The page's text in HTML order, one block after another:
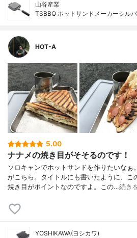
山谷産業
TSBBQ ホットサンドメーカーシル
HOT-A
5.00
ナナメの焼き目がそそるのです！
ソロキャンでホットサンドを作りたいな
がこちら。タイトルにも書いたように、こ
焼き目がポイントなのですよ。この…続き
YOSHIKAWA(ヨシカワ)